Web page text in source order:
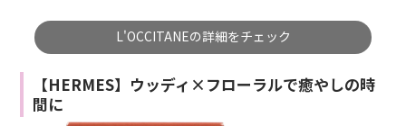
L'OCCITANEの詳細をチェック
【HERMES】ウッディ×フローラルで癒やしの時
間に